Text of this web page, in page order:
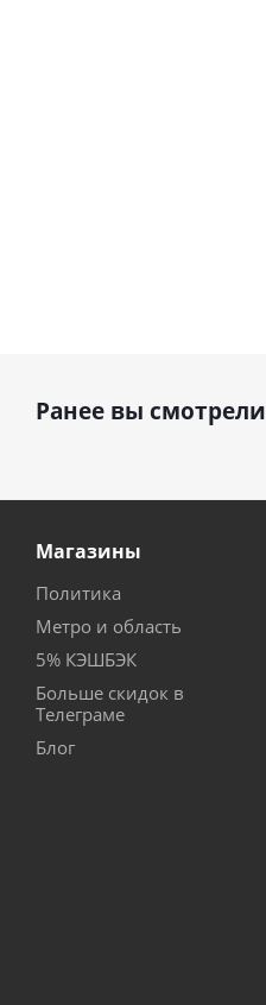
Ранее вы смотрели
Магазины
Политика
Метро и область
5% КЭШБЭК
Больше скидок в
Телеграме
Блог